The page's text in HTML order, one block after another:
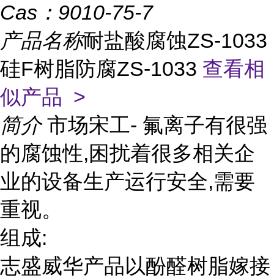
Cas： 9010-75-7
产品名称耐盐酸腐蚀ZS-1033
硅F树脂防腐ZS-1033 查看相
似产品 >
简介 市场宋工- 氟离子有很强
的腐蚀性,困扰着很多相关企
业的设备生产运行安全,需要
重视。
组成:
志盛威华产品以酚醛树脂嫁接